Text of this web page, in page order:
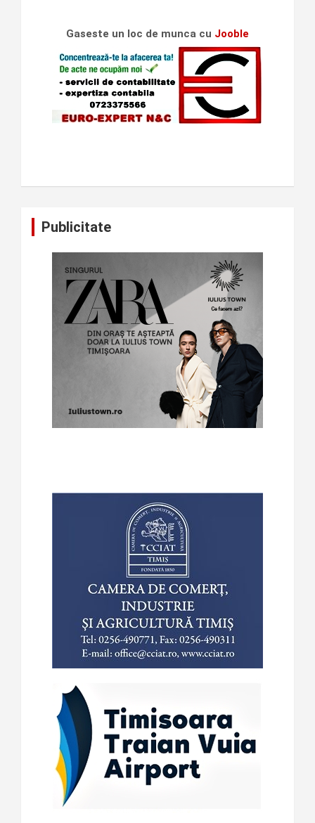
Gaseste un loc de munca cu Jooble
Publicitate